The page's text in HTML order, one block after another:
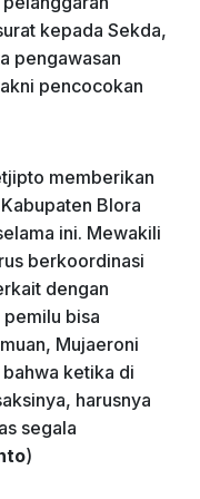
kepada Sekda,
pengawasan
pencocokan
memberikan
Blora
ini. Mewakili
berkoordinasi
dengan
bisa
Mujaeroni
ketika di
harusnya
segala
)